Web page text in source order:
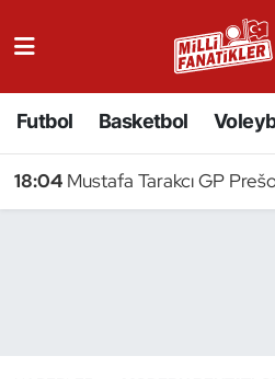
Futbol Basketbol
18:04 Mustafa Tarakcı GP Prešov
Badminton